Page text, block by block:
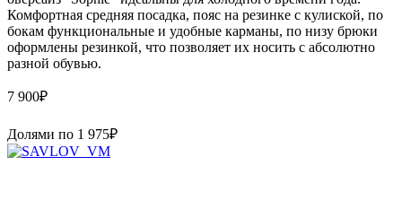
Комфортная средняя посадка, пояс на резинке с кулиской, по
бокам функциональные и удобные карманы, по низу брюки
оформлены резинкой, что позволяет их носить с абсолютно
разной обувью.
7 900₽
Долями по 1 975₽